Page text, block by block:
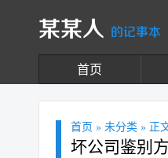
某某人 的记事本
首页
首页 » 未分类 » 正
坏公司鉴别